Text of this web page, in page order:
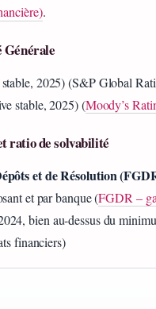
.
Générale
2025) (S&P Global
stable, 2025) (Moody’s
ratio de solvabilité
et de Résolution
et par banque (FGDR –
bien au-dessus du
financiers)